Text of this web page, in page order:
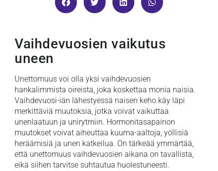
Vaihdevuosien vaikutus
uneen
Unettomuus voi olla yksi vaihdevuosien
hankalimmista oireista, joka koskettaa monia naisia.
Vaihdevuosi-iän lähestyessä naisen keho käy läpi
merkittäviä muutoksia, jotka voivat vaikuttaa
unenlaatuun ja unirytmiin. Hormonitasapainon
muutokset voivat aiheuttaa kuuma-aaltoja, yöllisiä
heräämisiä ja unen katkeilua. On tärkeää ymmärtää,
että unettomuus vaihdevuosien aikana on tavallista,
eikä siihen tarvitse suhtautua huolestuneesti.